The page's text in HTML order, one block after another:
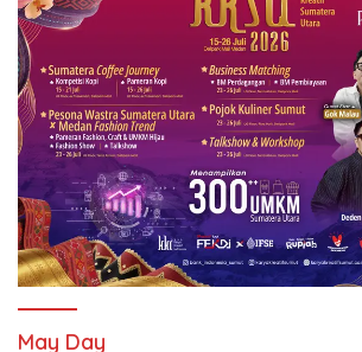
May Day